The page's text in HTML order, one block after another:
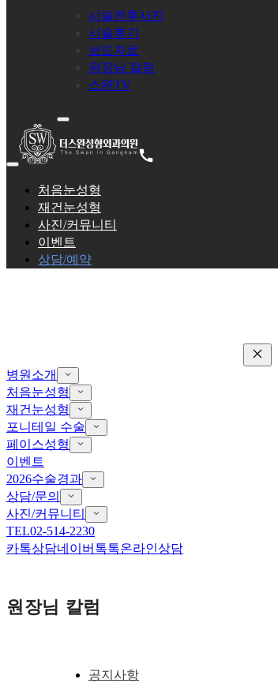
시술전후사진
시술후기
보도자료
원장님 칼럼
스완TV
처음눈성형
재건눈성형
사진/커뮤니티
이벤트
상담/예약
병원소개
처음눈성형
재건눈성형
포니테일 수술
페이스성형
이벤트
2026수술경과
상담/문의
사진/커뮤니티
TEL02-514-2230
카톡상담네이버톡톡온라인상담
원장님 칼럼
공지사항